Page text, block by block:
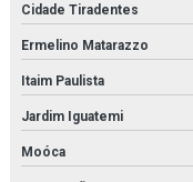
Modelo anatômico da
Modelo anatômico da
Modelo anatômico da
Cidade Tiradentes
Ermelino Matarazzo
Itaim Paulista
Jardim Iguatemi
Moóca